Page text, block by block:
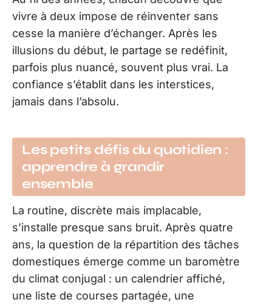
vivre à deux impose de réinventer sans
cesse la manière d’échanger. Après les
illusions du début, le partage se redéfinit,
parfois plus nuancé, souvent plus vrai. La
confiance s’établit dans les interstices,
jamais dans l’absolu.
Les petits défis du quotidien :
apprendre à grandir
ensemble
La routine, discrète mais implacable,
s’installe presque sans bruit. Après quatre
ans, la question de la répartition des tâches
domestiques émerge comme un baromètre
du climat conjugal : un calendrier affiché,
une liste de courses partagée, une